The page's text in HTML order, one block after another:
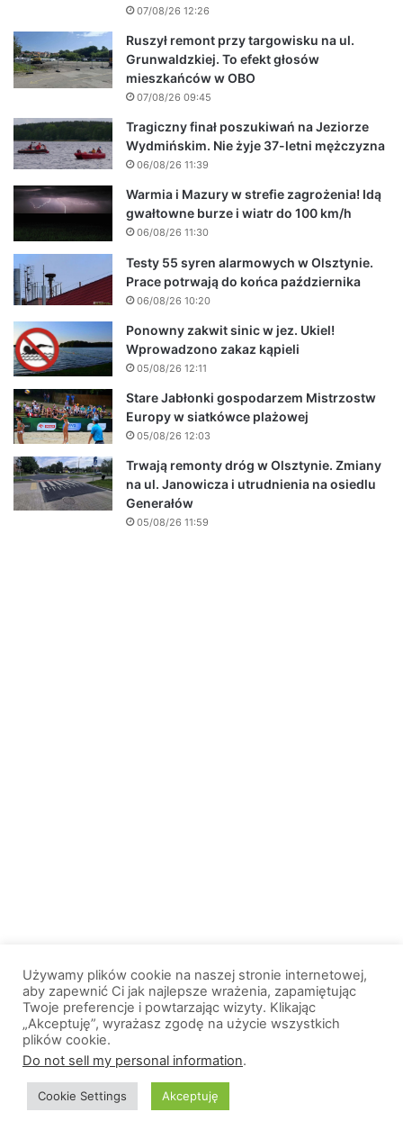
07/08/26 12:26
Ruszył remont przy targowisku na ul.
Grunwaldzkiej. To efekt głosów
mieszkańców w OBO
07/08/26 09:45
Tragiczny finał poszukiwań na Jeziorze
Wydmińskim. Nie żyje 37-letni mężczyzna
06/08/26 11:39
Warmia i Mazury w strefie zagrożenia! Idą
gwałtowne burze i wiatr do 100 km/h
06/08/26 11:30
Testy 55 syren alarmowych w Olsztynie.
Prace potrwają do końca października
06/08/26 10:20
Ponowny zakwit sinic w jez. Ukiel!
Wprowadzono zakaz kąpieli
05/08/26 12:11
Stare Jabłonki gospodarzem Mistrzostw
Europy w siatkówce plażowej
05/08/26 12:03
Trwają remonty dróg w Olsztynie. Zmiany
na ul. Janowicza i utrudnienia na osiedlu
Generałów
05/08/26 11:59
© 2013-2026, All Rights Reserved. Wszelkie prawa zastrzeżone. |
O nas
Logo portalu Polityka prywatności
Używamy plików cookie na naszej stronie internetowej,
aby zapewnić Ci jak najlepsze wrażenia, zapamiętując
Twoje preferencje i powtarzając wizyty. Klikając
„Akceptuję”, wyrażasz zgodę na użycie wszystkich
plików cookie.
Do not sell my personal information.
Cookie Settings Akceptuję